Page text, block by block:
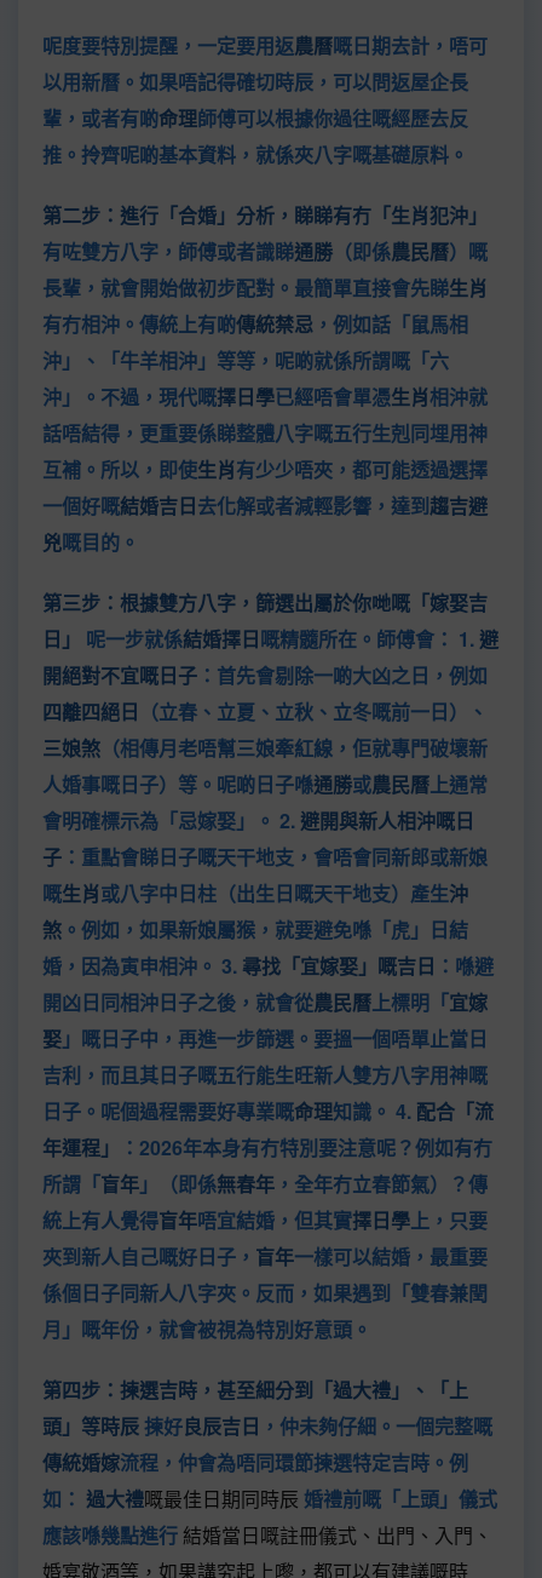
呢度要特別提醒，一定要用返農曆嘅日期去計，唔可
以用新曆。如果唔記得確切時辰，可以問返屋企長
輩，或者有啲命理師傅可以根據你過往嘅經歷去反
推。拎齊呢啲基本資料，就係夾八字嘅基礎原料。
第二步：進行「合婚」分析，睇睇有冇「生肖犯沖」
有咗雙方八字，師傅或者識睇通勝 （即係農民曆）嘅
長輩，就會開始做初步配對。最簡單直接會先睇生肖
有冇相沖。傳統上有啲傳統禁忌 ，例如話「鼠馬相
沖」、「牛羊相沖」等等，呢啲就係所謂嘅「六
沖」。不過，現代嘅擇日學已經唔會單憑生肖相沖就
話唔結得，更重要係睇整體八字嘅五行生剋同埋用神
互補。所以，即使生肖有少少唔夾，都可能透過選擇
一個好嘅結婚吉日去化解或者減輕影響，達到趨吉避
兇嘅目的。
第三步：根據雙方八字，篩選出屬於你哋嘅「嫁娶吉
日」
呢一步就係結婚擇日嘅精髓所在。師傅會： 1. 避
開絕對不宜嘅日子 ：首先會剔除一啲大凶之日，例如
四離四絕日 （立春、立夏、立秋、立冬嘅前一日）、
三娘煞 （相傳月老唔幫三娘牽紅線，佢就專門破壞新
人婚事嘅日子）等。呢啲日子喺通勝或農民曆上通常
會明確標示為「忌嫁娶」。 2. 避開與新人相沖嘅日
子 ：重點會睇日子嘅天干地支，會唔會同新郎或新娘
嘅生肖或八字中日柱（出生日嘅天干地支）產生沖
煞 。例如，如果新娘屬猴，就要避免喺「虎」日結
婚，因為寅申相沖。 3. 尋找「宜嫁娶」嘅吉日 ：喺避
開凶日同相沖日子之後，就會從農民曆上標明「宜嫁
娶」嘅日子中，再進一步篩選。要搵一個唔單止當日
吉利，而且其日子嘅五行能生旺新人雙方八字用神嘅
日子。呢個過程需要好專業嘅命理知識。 4. 配合「流
年運程」
：2026年本身有冇特別要注意呢？例如有冇
所謂「盲年」（即係無春年 ，全年冇立春節氣）？傳
統上有人覺得盲年唔宜結婚，但其實擇日學上，只要
夾到新人自己嘅好日子， 盲年一樣可以結婚，最重要
係個日子同新人八字夾。反而，如果遇到「雙春兼閏
月」嘅年份，就會被視為特別好意頭。
第四步：揀選吉時，甚至細分到「過大禮」、「上
頭」等時辰揀好良辰吉日 ，仲未夠仔細。一個完整嘅
傳統婚嫁流程，仲會為唔同環節揀選特定吉時。例
如： 過大禮嘅最佳日期同時辰 婚禮前嘅「上頭」儀式
應該喺幾點進行 結婚當日嘅註冊儀式、出門、入門、
婚宴敬酒等，如果講究起上嚟，都可以有建議嘅時